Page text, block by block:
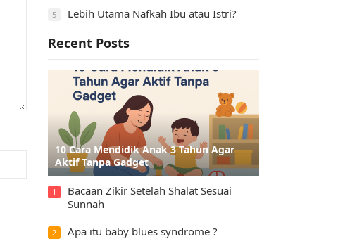
5 Lebih Utama Nafkah Ibu atau Istri?
Recent Posts
10 Cara Mendidik Anak 3 Tahun Agar
Aktif Tanpa Gadget
1
Bacaan Zikir Setelah Shalat Sesuai
Sunnah
2 Apa itu baby blues syndrome ?